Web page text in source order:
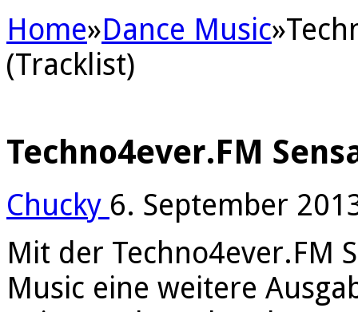
Home»Dance Music»
(Tracklist)
Techno4ever.FM
Chucky 6. September
Mit der Techno4ever.FM
Music eine weitere